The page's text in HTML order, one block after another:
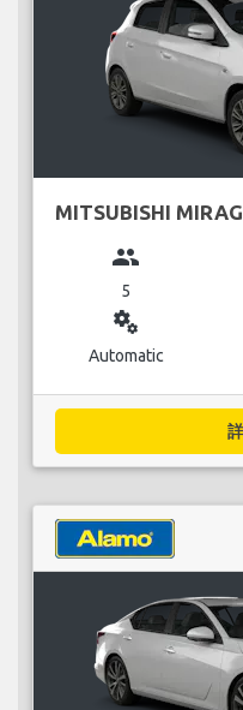
MITSUBISHI
group
5
miscellaneous_services
Automatic